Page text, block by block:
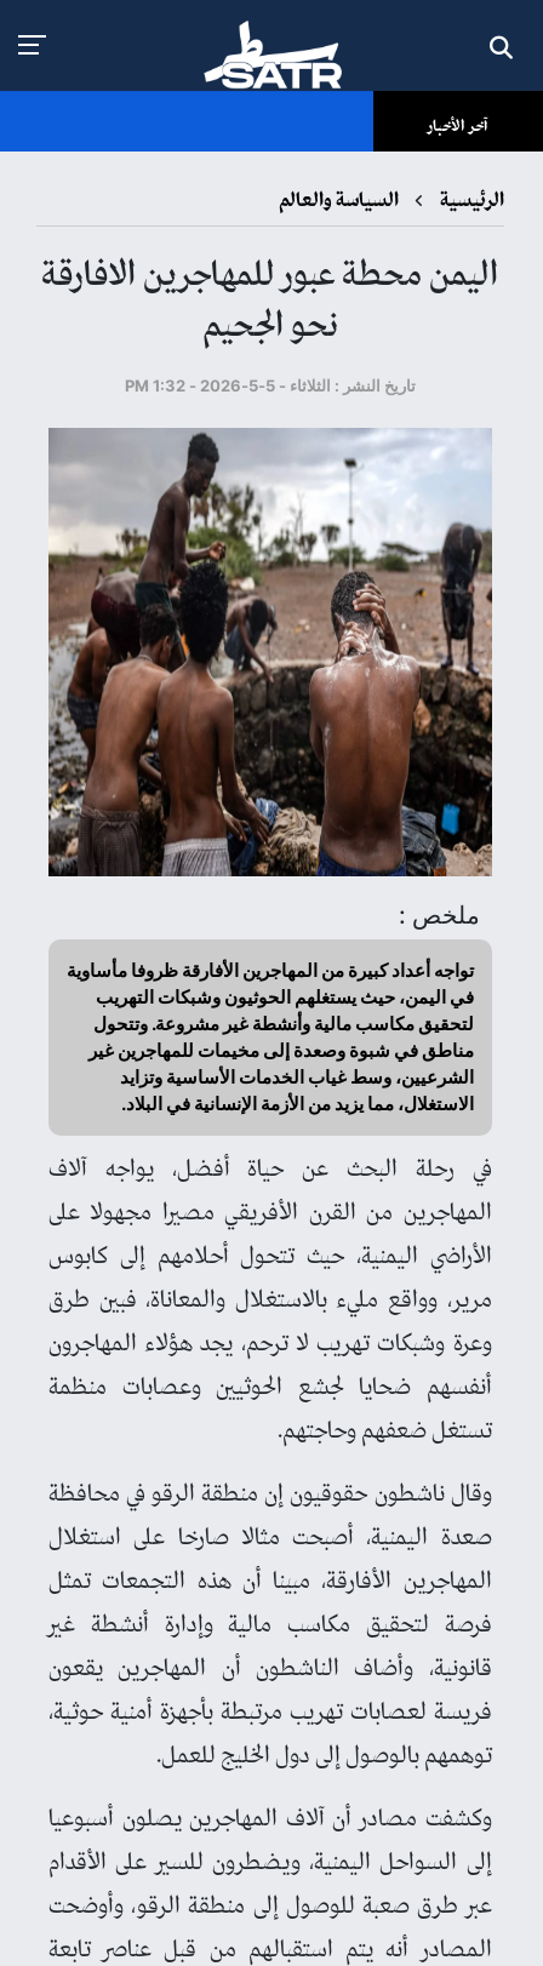
آخر الأخبار
الرئيسية السياسة والعالم
اليمن محطة عبور للمهاجرين الافارقة
نحو الجحيم
تاريخ النشر : الثلاثاء - 5-5-2026 - 1:32 PM
ملخص :
تواجه أعداد كبيرة من المهاجرين الأفارقة ظروفا مأساوية
في اليمن، حيث يستغلهم الحوثيون وشبكات التهريب
لتحقيق مكاسب مالية وأنشطة غير مشروعة. وتتحول
مناطق في شبوة وصعدة إلى مخيمات للمهاجرين غير
الشرعيين، وسط غياب الخدمات الأساسية وتزايد
الاستغلال، مما يزيد من الأزمة الإنسانية في البلاد.
في رحلة البحث عن حياة أفضل، يواجه آلاف
المهاجرين من القرن الأفريقي مصيرا مجهولا على
الأراضي اليمنية، حيث تتحول أحلامهم إلى كابوس
مرير، وواقع مليء بالاستغلال والمعاناة، فبين طرق
وعرة وشبكات تهريب لا ترحم، يجد هؤلاء المهاجرون
أنفسهم ضحايا لجشع الحوثيين وعصابات منظمة
تستغل ضعفهم وحاجتهم.
وقال ناشطون حقوقيون إن منطقة الرقو في محافظة
صعدة اليمنية، أصبحت مثالا صارخا على استغلال
المهاجرين الأفارقة، مبينا أن هذه التجمعات تمثل
فرصة لتحقيق مكاسب مالية وإدارة أنشطة غير
قانونية، وأضاف الناشطون أن المهاجرين يقعون
فريسة لعصابات تهريب مرتبطة بأجهزة أمنية حوثية،
توهمهم بالوصول إلى دول الخليج للعمل.
وكشفت مصادر أن آلاف المهاجرين يصلون أسبوعيا
إلى السواحل اليمنية، ويضطرون للسير على الأقدام
عبر طرق صعبة للوصول إلى منطقة الرقو، وأوضحت
المصادر أنه يتم استقبالهم من قبل عناصر تابعة